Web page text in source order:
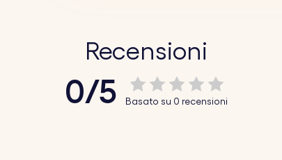
♥ Design durevole:realizzato con
tuo regalo personalizzato duri nel
Recensioni
0/5 Basato su 0 recensioni